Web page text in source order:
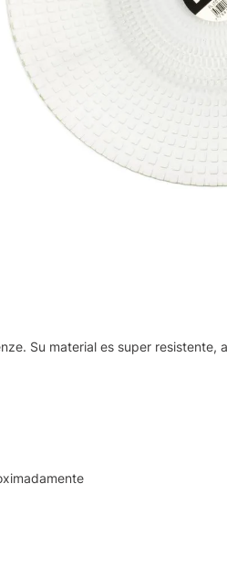
Su material es super resistente,